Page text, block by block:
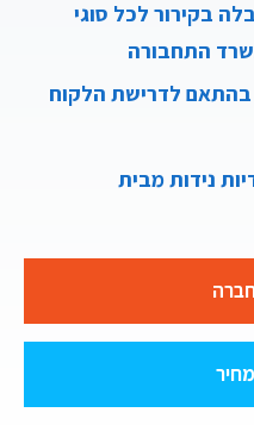
בקירור לכל סוגי
התחבורה
בהתאם לדרישת הלקוח
נידות מבית